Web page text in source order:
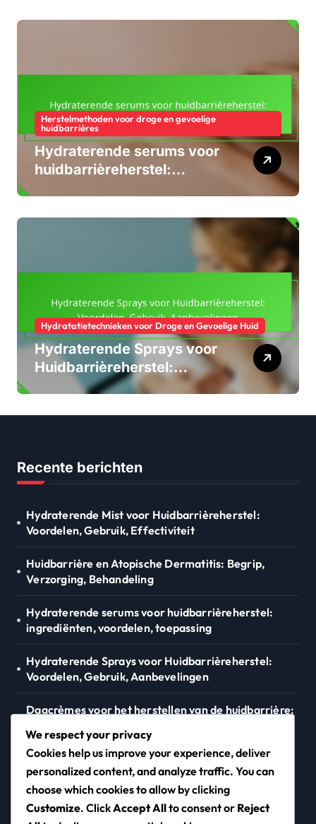
Herstelmethoden voor droge en gevoelige
huidbarrières
Hydraterende serums voor
huidbarrièreherstel:
Hydratatietechnieken voor Droge en Gevoelige Huid
Hydraterende Sprays voor
Huidbarrièreherstel:
Voordelen, Gebruik,
Recente berichten
Hydraterende Mist voor Huidbarrièreherstel:
Voordelen, Gebruik, Effectiviteit
Huidbarrière en Atopische Dermatitis: Begrip,
Verzorging, Behandeling
Hydraterende serums voor huidbarrièreherstel:
ingrediënten, voordelen, toepassing
Hydraterende Sprays voor Huidbarrièreherstel:
Voordelen, Gebruik, Aanbevelingen
Dagcrèmes voor het herstellen van de huidbarrière:
newwavemugen.com
We respect your privacy
Cookies help us improve your experience, deliver
personalized content, and analyze traffic. You can
choose which cookies to allow by clicking
Customize. ClickAccept Allto consent or Reject